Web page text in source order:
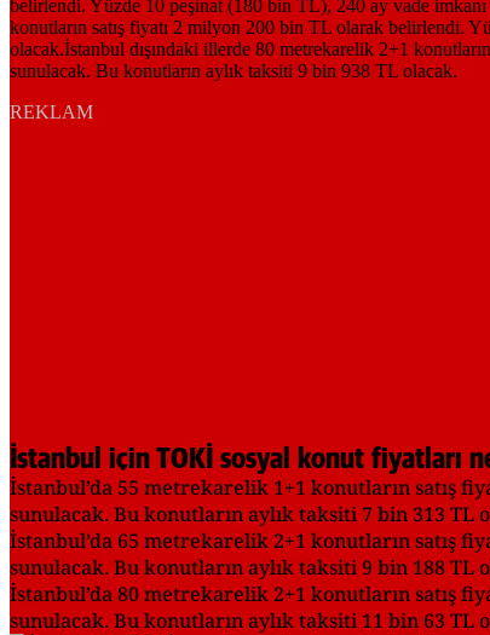
REKLAM
İstanbul için TOKİ sosyal konut fiyatları
İstanbul’da 55 metrekarelik 1+1 konutların satış
sunulacak. Bu konutların aylık taksiti 7 bin 313 TL
İstanbul’da 65 metrekarelik 2+1 konutların satış
sunulacak. Bu konutların aylık taksiti 9 bin 188 TL
İstanbul’da 80 metrekarelik 2+1 konutların satış
sunulacak. Bu konutların aylık taksiti 11 bin 63 TL